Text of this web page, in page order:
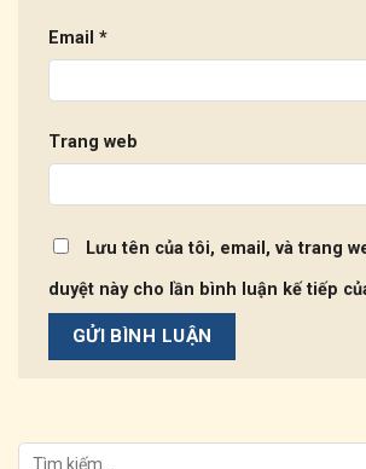
Email *
Trang web
Lưu tên của tôi, email, và trang
duyệt này cho lần bình luận kế tiếp